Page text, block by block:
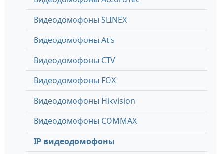
Видеодомофоны SLINEX
Видеодомофоны Atis
Видеодомофоны CTV
Видеодомофоны FOX
Видеодомофоны Hikvision
Видеодомофоны COMMAX
IP видеодомофоны